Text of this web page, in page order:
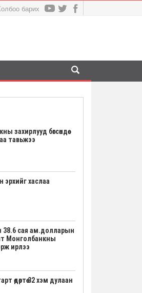
барих
захирлууд бөгсөндөө
тавьжээ
эрхийг хаслаа
38.6 сая ам.долларын
Монголбанкны
ирлээ
өдөртөө 32 хэм дулаан